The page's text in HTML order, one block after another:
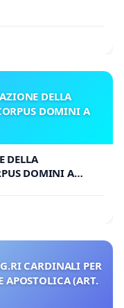
DELLA
DOMINI A
DELLA
DOMINI A
CARDINALI PER
APOSTOLICA (ART.